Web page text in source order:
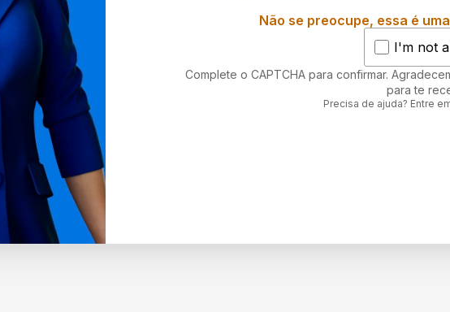
Não se preocupe, essa é
I'm not
Complete o CAPTCHA para confirmar.
para te
Precisa de ajuda? Entre